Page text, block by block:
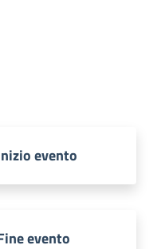
evento
evento